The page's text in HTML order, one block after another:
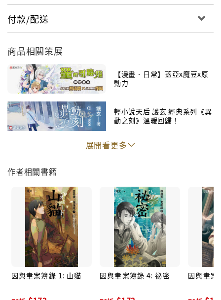
付款/配送
商品相關策展
【漫畫．日常】蓋亞x魔豆x原
動力
輕小說天后 護玄 經典系列《異
動之刻》溫暖回歸！
展開看更多
作者相關書籍
因與聿案簿錄 1: 山貓 因與聿案簿錄 4: 祕密 因與聿案